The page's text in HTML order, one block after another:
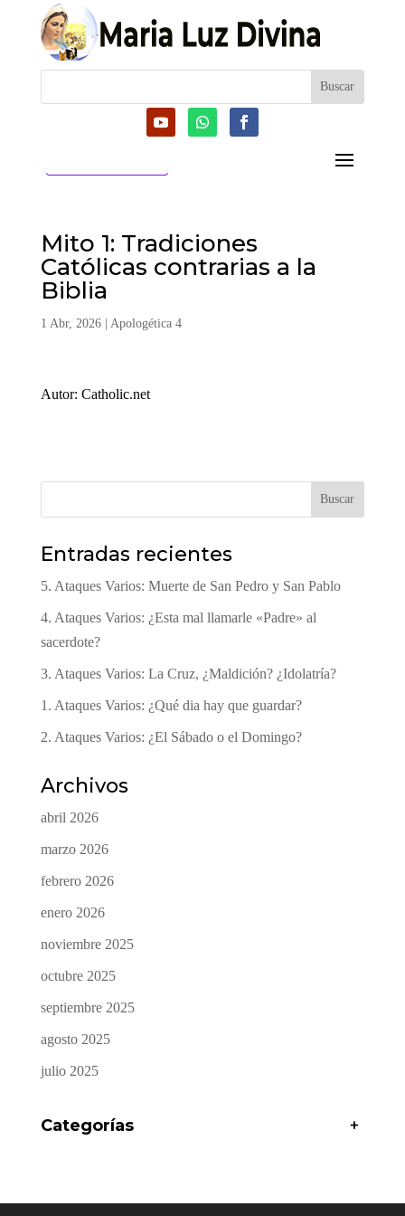
Mito 1: Tradiciones
Católicas contrarias a la
Biblia
1 Abr, 2026| Apologética 4
Autor: Catholic.net
Buscar
Entradas recientes
5. Ataques Varios: Muerte de San Pedro y San Pablo
4. Ataques Varios: ¿Esta mal llamarle «Padre» al
sacerdote?
3. Ataques Varios: La Cruz, ¿Maldición? ¿Idolatría?
1. Ataques Varios: ¿Qué dia hay que guardar?
2. Ataques Varios: ¿El Sábado o el Domingo?
Archivos
abril 2026
marzo 2026
febrero 2026
enero 2026
noviembre 2025
octubre 2025
septiembre 2025
agosto 2025
julio 2025
Categorías +